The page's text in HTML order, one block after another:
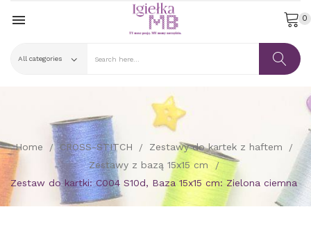
 0
Home CROSS-STITCH
Zestawy do kartek z haftem
Zestawy z bazą 15x15 cm
Zestaw do kartki: C004 S10d, Baza 15x15 cm: Zielona ciemna